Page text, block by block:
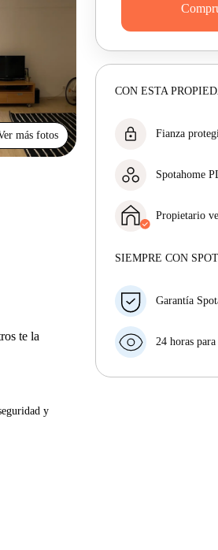
más fotos
te la
y
CON ESTA
lock Fianza
no te devuelve
Spotahome
más exigentes.
soporte
Propietario
Más sobre este
SIEMPRE CON
Garantía
horas previas a
el hotel hasta
24 horas